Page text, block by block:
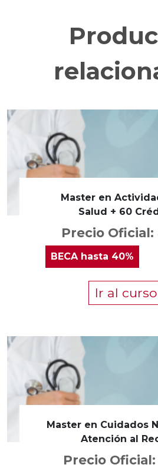
Master en
Salud + 60
Precio
BECAhasta 40%
Ir al curso
Master en Cuidados
Atención al
Precio